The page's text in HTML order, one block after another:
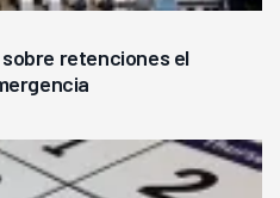
sobre retenciones el